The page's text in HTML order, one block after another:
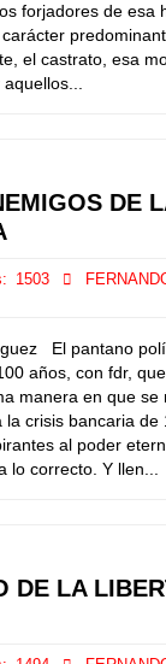
forjadores de esa
el castrato, esa
DE
1503
El pantano
años, con fdr,
manera en que se
la crisis bancaria de
al poder
lo correcto. Y llen...
DE LA